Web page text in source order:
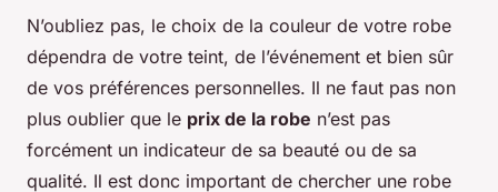
N’oubliez pas, le choix de la couleur de votre robe
dépendra de votre teint, de l’événement et bien sûr
de vos préférences personnelles. Il ne faut pas non
plus oublier que le prix de la robe n’est pas
forcément un indicateur de sa beauté ou de sa
qualité. Il est donc important de chercher une robe